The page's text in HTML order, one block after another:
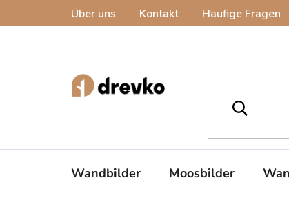
Über uns Kontakt Häufige Fragen
Wandbilder Moosbilder